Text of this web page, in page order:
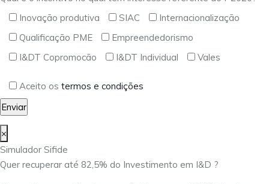
Inovação produtiva
SIAC
Internacionalização
Qualificação PME
Empreendedorismo
I&DT Copromocão
I&DT Individual Vales
Aceito os termos e condições
×
Simulador Sifide
Quer recuperar até 82,5% do Investimento em I&D ?